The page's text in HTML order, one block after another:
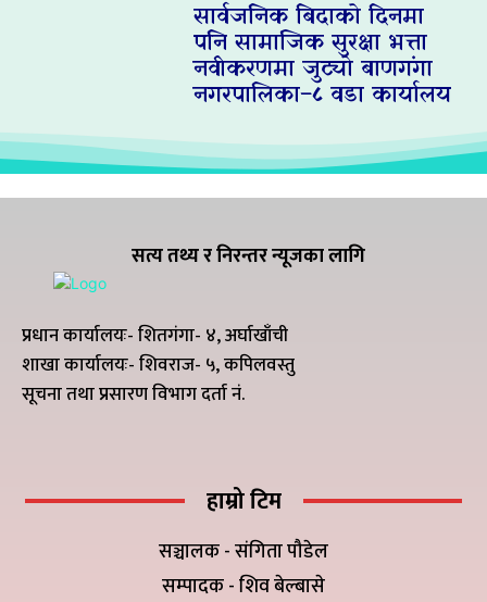
सार्वजनिक बिदाको दिनमा
पनि सामाजिक सुरक्षा भत्ता
नवीकरणमा जुट्यो बाणगंगा
नगरपालिका–८ वडा कार्यालय
सत्य तथ्य र निरन्तर न्यूजका लागि
प्रधान कार्यालयः- शितगंगा- ४, अर्घाखाँची
शाखा कार्यालयः- शिवराज- ५, कपिलवस्तु
सूचना तथा प्रसारण विभाग दर्ता नं.
हाम्रो टिम
सञ्चालक - संगिता पौडेल
सम्पादक - शिव बेल्बासे